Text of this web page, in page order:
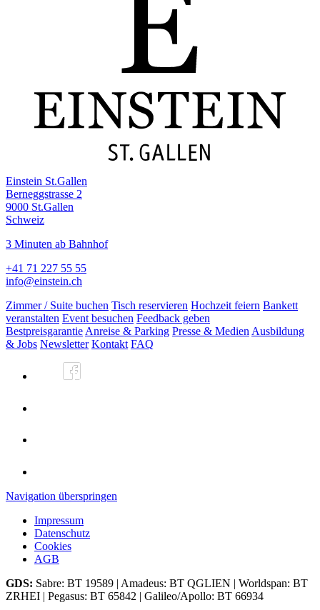
Einstein St.Gallen
Berneggstrasse 2
9000 St.Gallen
Schweiz
3 Minuten ab Bahnhof
+41 71 227 55 55
info@einstein.ch
Zimmer / Suite buchen Tisch reservieren Hochzeit feiern Bankett
veranstalten Event besuchen Feedback geben
Bestpreisgarantie Anreise & Parking Presse & Medien Ausbildung
& Jobs Newsletter Kontakt FAQ
Navigation überspringen
Impressum
Datenschutz
Cookies
AGB
GDS: Sabre: BT 19589 | Amadeus: BT QGLIEN | Worldspan: BT
ZRHEI | Pegasus: BT 65842 | Galileo/Apollo: BT 66934